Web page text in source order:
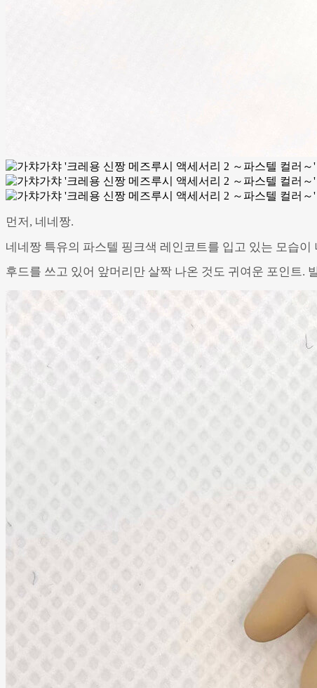
먼저, 네네짱.
네네짱 특유의 파스텔 핑크색 레인코트를 입고 있는 모습이
후드를 쓰고 있어 앞머리만 살짝 나온 것도 귀여운 포인트.